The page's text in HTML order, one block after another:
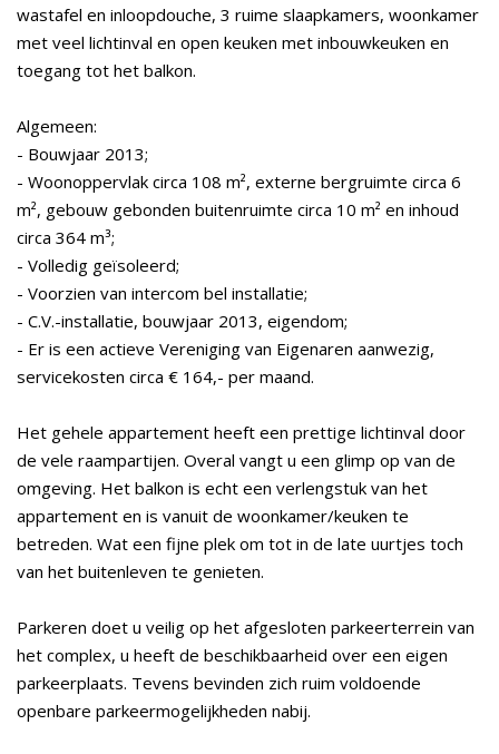
wastafel en inloopdouche, 3 ruime slaapkamers, woonkamer
met veel lichtinval en open keuken met inbouwkeuken en
toegang tot het balkon.
Algemeen:
- Bouwjaar 2013;
- Woonoppervlak circa 108 m², externe bergruimte circa 6
m², gebouw gebonden buitenruimte circa 10 m² en inhoud
circa 364 m³;
- Volledig geïsoleerd;
- Voorzien van intercom bel installatie;
- C.V.-installatie, bouwjaar 2013, eigendom;
- Er is een actieve Vereniging van Eigenaren aanwezig,
servicekosten circa € 164,- per maand.
Het gehele appartement heeft een prettige lichtinval door
de vele raampartijen. Overal vangt u een glimp op van de
omgeving. Het balkon is echt een verlengstuk van het
appartement en is vanuit de woonkamer/keuken te
betreden. Wat een fijne plek om tot in de late uurtjes toch
van het buitenleven te genieten.
Parkeren doet u veilig op het afgesloten parkeerterrein van
het complex, u heeft de beschikbaarheid over een eigen
parkeerplaats. Tevens bevinden zich ruim voldoende
openbare parkeermogelijkheden nabij.